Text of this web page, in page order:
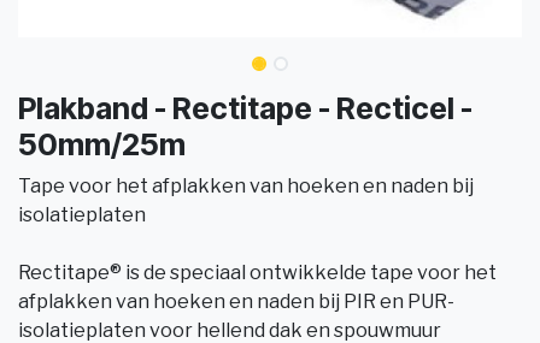
Plakband - Rectitape - Recticel -
50mm/25m
Tape voor het afplakken van hoeken en naden bij
isolatieplaten
Rectitape® is de speciaal ontwikkelde tape voor het
afplakken van hoeken en naden bij PIR en PUR-
isolatieplaten voor hellend dak en spouwmuur